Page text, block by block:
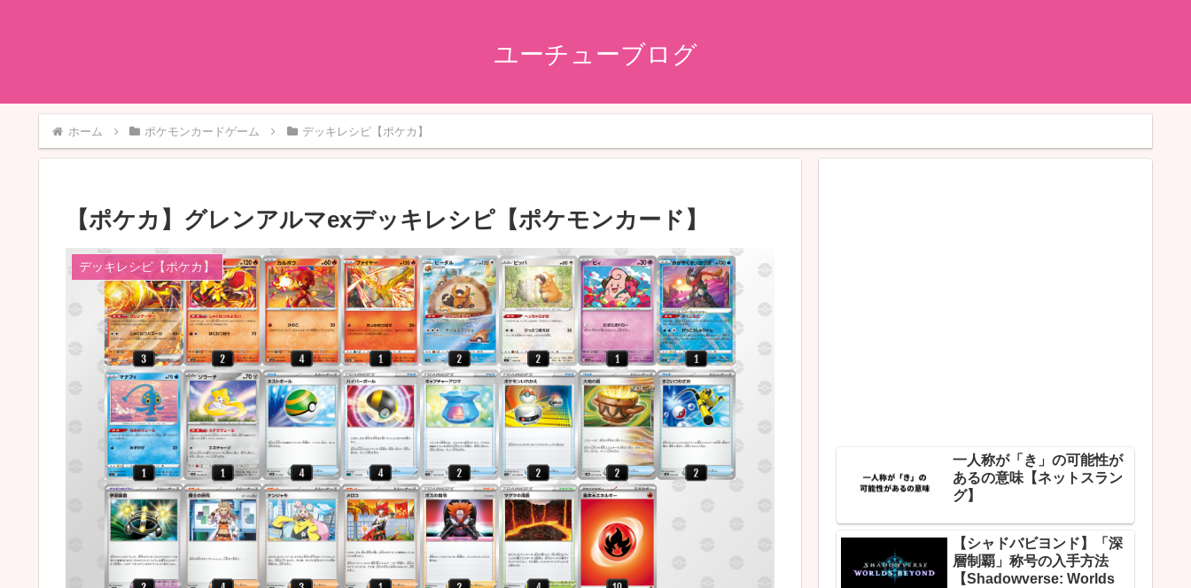
ユーチューブログ
ホーム ポケモンカードゲーム デッキレシピ【ポケカ】
【ポケカ】グレンアルマexデッキレシピ【ポケモンカード】
デッキレシピ【ポケカ】
一人称が「き」の可能性が
あるの意味【ネットスラン
グ】
【シャドバビヨンド】「深
層制覇」称号の入手方法
【Shadowverse: Worlds